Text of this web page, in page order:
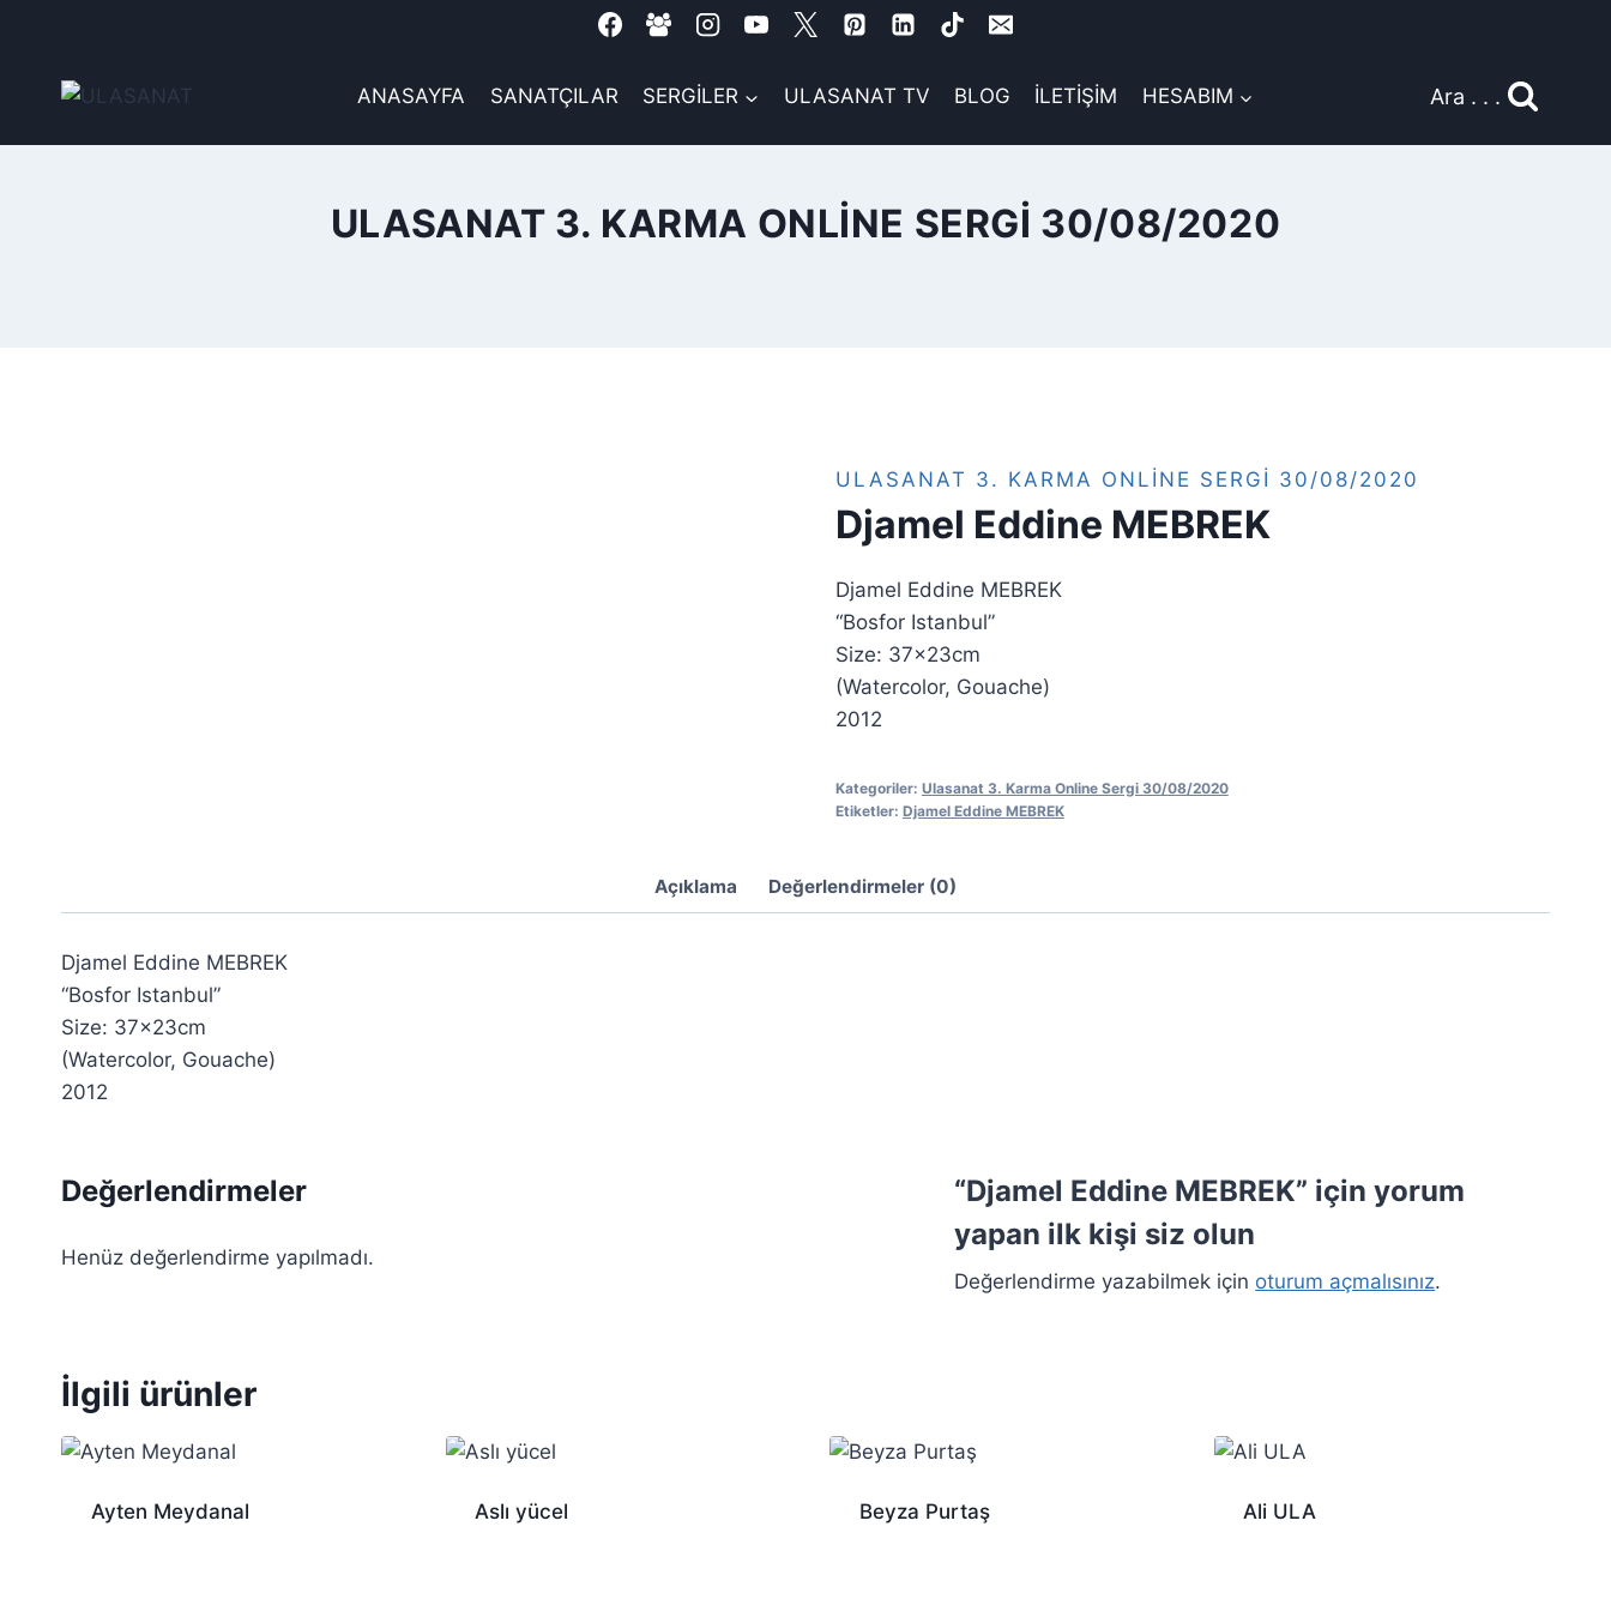
ANASAYFA SANATÇILAR SERGİLER ULASANAT TV BLOG İLETİŞİM HESABIM Ara . . .
ULASANAT 3. KARMA ONLINE SERGI 30/08/2020
ULASANAT 3. KARMA ONLINE SERGI 30/08/2020
Djamel Eddine MEBREK
Djamel Eddine MEBREK
“Bosfor Istanbul”
Size: 37×23cm
(Watercolor, Gouache)
2012
Kategoriler: Ulasanat 3. Karma Online Sergi 30/08/2020
Etiketler: Djamel Eddine MEBREK
Açıklama Değerlendirmeler (0)
Djamel Eddine MEBREK
“Bosfor Istanbul”
Size: 37×23cm
(Watercolor, Gouache)
2012
Değerlendirmeler
Henüz değerlendirme yapılmadı.
“Djamel Eddine MEBREK” için yorum
yapan ilk kişi siz olun
Değerlendirme yazabilmek için oturum açmalısınız.
İlgili ürünler
Ayten Meydanal Aslı yücel Beyza Purtaş Ali ULA